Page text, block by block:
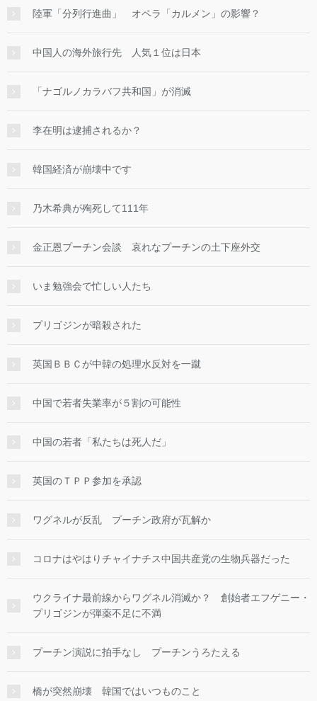
陸軍「分列行進曲」 オペラ「カルメン」の影響？
中国人の海外旅行先 人気１位は日本
「ナゴルノカラバフ共和国」が消滅
李在明は逮捕されるか？
韓国経済が崩壊中です
乃木希典が殉死して111年
金正恩プーチン会談 哀れなプーチンの土下座外交
いま勉強会で忙しい人たち
プリゴジンが暗殺された
英国ＢＢＣが中韓の処理水反対を一蹴
中国で若者失業率が５割の可能性
中国の若者「私たちは死人だ」
英国のＴＰＰ参加を承認
ワグネルが反乱 プーチン政府が瓦解か
コロナはやはりチャイナチス中国共産党の生物兵器だった
ウクライナ最前線からワグネル消滅か？ 創始者エフゲニー・
プリゴジンが弾薬不足に不満
プーチン演説に拍手なし プーチンうろたえる
橋が突然崩壊 韓国ではいつものこと